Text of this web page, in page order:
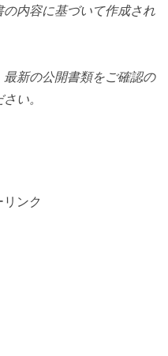
内容に基づいて作成され
新の公開書類をご確認の
い。
ンク